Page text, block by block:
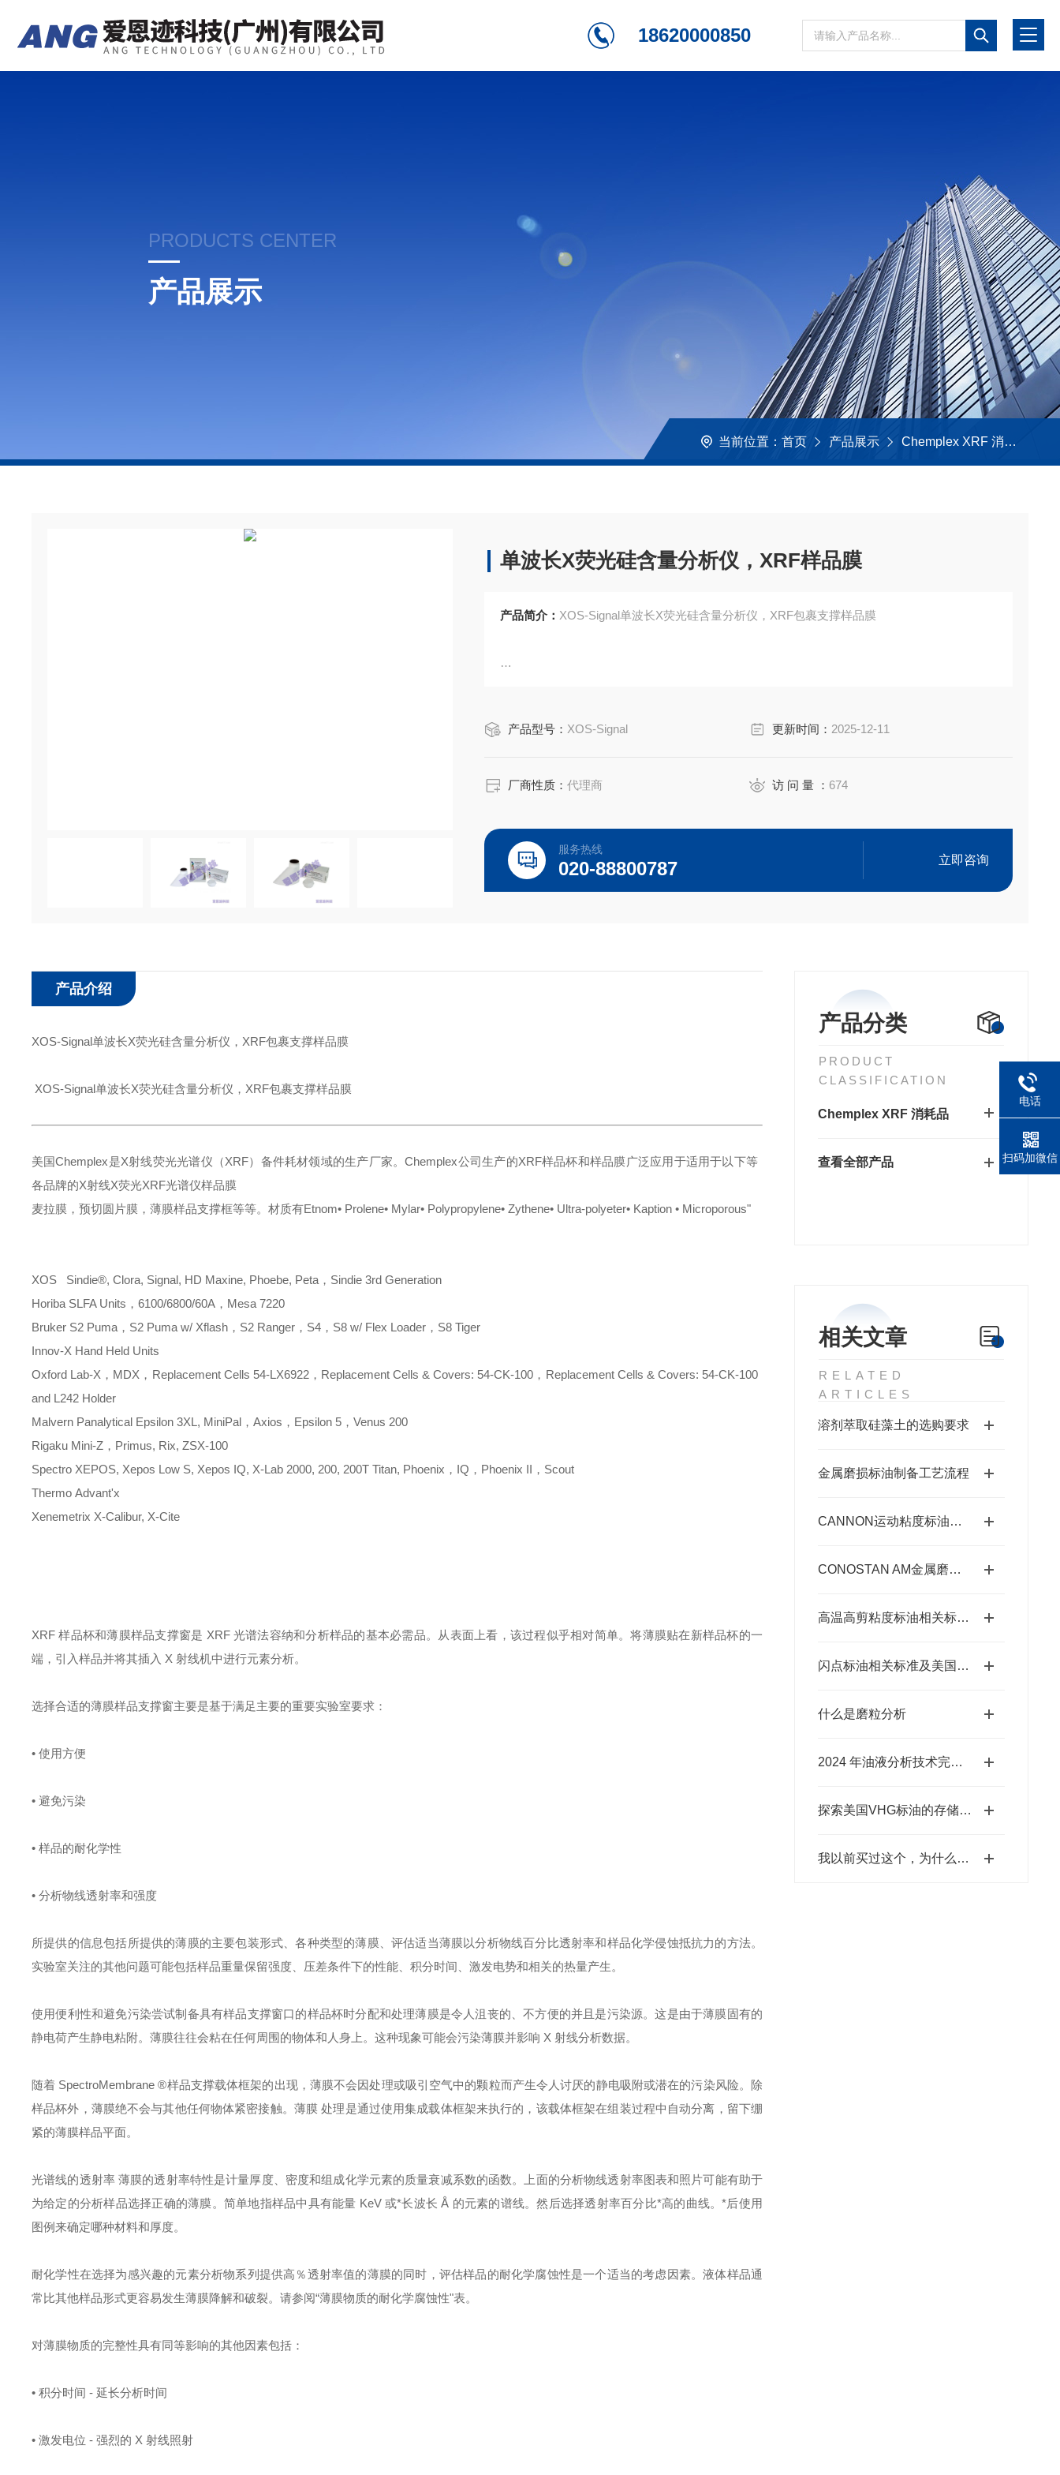
18620000850
PRODUCTS CENTER
产品展示
当前位置： 首页 产品展示 Chemplex XRF 消耗品
单波长X荧光硅含量分析仪，XRF样品膜
产品简介： XOS-Signal单波长X荧光硅含量分析仪，XRF包裹支撑样品膜
麦拉膜，预切圆片膜，薄膜样品支撑框等等
产品型号： XOS-Signal 更新时间： 2025-12-11
厂商性质：代理商 访 问 量 ： 674
服务热线
020-88800787 立即咨询
产品分类
PRODUCT
CLASSIFICATION
Chemplex XRF 消耗品
查看全部产品
相关文章
RELATED
ARTICLES
溶剂萃取硅藻土的选购要求
金属磨损标油制备工艺流程
CANNON运动粘度标油的具体作用有哪些？
CONOSTAN AM金属磨损标油使用期限延长的存放要点
高温高剪粘度标油相关标准及美国凯能Cannon相关高温高剪粘度标油 HTHS标油
闪点标油相关标准及美国凯能CANNON的相关闪点标准
什么是磨粒分析
2024 年油液分析技术完整版
探索美国VHG标油的存储注意事项
我以前买过这个，为什么这次的浓度不同？
产品介绍
XOS-Signal单波长X荧光硅含量分析仪，XRF包裹支撑样品膜
XOS-Signal单波长X荧光硅含量分析仪，XRF包裹支撑样品膜
美国Chemplex是X射线荧光光谱仪（XRF）备件耗材领域的生产厂家。Chemplex公司生产的XRF样品杯和样品膜广泛应用于适用于以下等
各品牌的X射线X荧光XRF光谱仪样品膜
麦拉膜，预切圆片膜，薄膜样品支撑框等等。材质有Etnom• Prolene• Mylar• Polypropylene• Zythene• Ultra-polyeter• Kaption • Microporous"
XOS
Sindie®, Clora, Signal, HD Maxine, Phoebe, Peta，Sindie 3rd Generation
Horiba SLFA Units，6100/6800/60A，Mesa 7220
Bruker S2 Puma，S2 Puma w/ Xflash，S2 Ranger，S4，S8 w/ Flex Loader，S8 Tiger
Innov-X Hand Held Units
Oxford Lab-X，MDX，Replacement Cells 54-LX6922，Replacement Cells & Covers: 54-CK-100，Replacement Cells & Covers: 54-CK-100
and L242 Holder
Malvern Panalytical Epsilon 3XL, MiniPal，Axios，Epsilon 5，Venus 200
Rigaku Mini-Z，Primus, Rix, ZSX-100
Spectro XEPOS, Xepos Low S, Xepos IQ, X-Lab 2000, 200, 200T Titan, Phoenix，IQ，Phoenix II，Scout
Thermo Advant'x
Xenemetrix X-Calibur, X-Cite
XRF 样品杯和薄膜样品支撑窗是 XRF 光谱法容纳和分析样品的基本必需品。从表面上看，该过程似乎相对简单。将薄膜贴在新样品杯的一
端，引入样品并将其插入 X 射线机中进行元素分析。
选择合适的薄膜样品支撑窗主要是基于满足主要的重要实验室要求：
• 使用方便
• 避免污染
• 样品的耐化学性
• 分析物线透射率和强度
所提供的信息包括所提供的薄膜的主要包装形式、各种类型的薄膜、评估适当薄膜以分析物线百分比透射率和样品化学侵蚀抵抗力的方法。
实验室关注的其他问题可能包括样品重量保留强度、压差条件下的性能、积分时间、激发电势和相关的热量产生。
使用便利性和避免污染尝试制备具有样品支撑窗口的样品杯时分配和处理薄膜是令人沮丧的、不方便的并且是污染源。这是由于薄膜固有的
静电荷产生静电粘附。薄膜往往会粘在任何周围的物体和人身上。这种现象可能会污染薄膜并影响 X 射线分析数据。
随着 SpectroMembrane ®样品支撑载体框架的出现，薄膜不会因处理或吸引空气中的颗粒而产生令人讨厌的静电吸附或潜在的污染风险。除
样品杯外，薄膜绝不会与其他任何物体紧密接触。薄膜 处理是通过使用集成载体框架来执行的，该载体框架在组装过程中自动分离，留下绷
紧的薄膜样品平面。
光谱线的透射率 薄膜的透射率特性是计量厚度、密度和组成化学元素的质量衰减系数的函数。上面的分析物线透射率图表和照片可能有助于
为给定的分析样品选择正确的薄膜。简单地指样品中具有能量 KeV 或*长波长 Å 的元素的谱线。然后选择透射率百分比*高的曲线。*后使用
图例来确定哪种材料和厚度。
耐化学性在选择为感兴趣的元素分析物系列提供高％透射率值的薄膜的同时，评估样品的耐化学腐蚀性是一个适当的考虑因素。液体样品通
常比其他样品形式更容易发生薄膜降解和破裂。请参阅“薄膜物质的耐化学腐蚀性"表。
对薄膜物质的完整性具有同等影响的其他因素包括：
• 积分时间 - 延长分析时间
• 激发电位 - 强烈的 X 射线照射
电话
扫码加微信